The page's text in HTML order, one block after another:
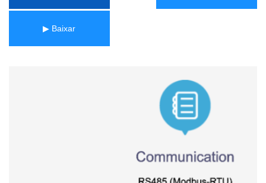
▶ Baixar